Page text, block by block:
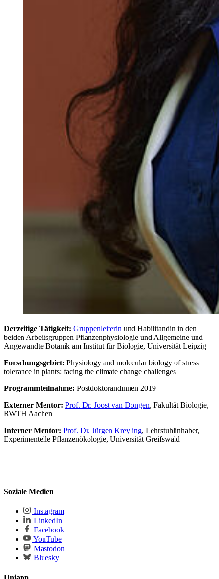
Derzeitige Tätigkeit: Gruppenleiterin und Habilitandin in den
beiden Arbeitsgruppen Pflanzenphysiologie und Allgemeine und
Angewandte Botanik am Institut für Biologie, Universität Leipzig
Forschungsgebiet: Physiology and molecular biology of stress
tolerance in plants: facing the climate change challenges
Programmteilnahme: Postdoktorandinnen 2019
Externer Mentor: Prof. Dr. Joost van Dongen, Fakultät Biologie,
RWTH Aachen
Interner Mentor: Prof. Dr. Jürgen Kreyling, Lehrstuhlinhaber,
Experimentelle Pflanzenökologie, Universität Greifswald
Soziale Medien
Instagram
LinkedIn
Facebook
YouTube
Mastodon
Bluesky
Uniapp